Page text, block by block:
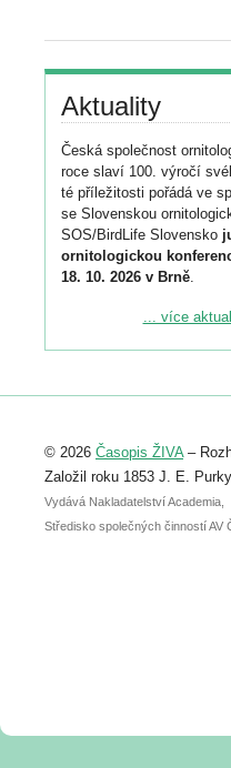
Aktuality
Česká společnost
roce slaví 100. výročí
té příležitosti pořádá ve
se Slovenskou
SOS/BirdLife Slovensko
ornitologickou
18. 10. 2026 v Brně.
Podrobnější informace ke
Registrovat se můžete
abstraktu přihlášené
posteru je už 30. června.
... více
© 2026 Časopis ŽIVA–
Založil roku 1853 J. E.
Vydává Nakladatelství Academia,
Středisko společných činností AV